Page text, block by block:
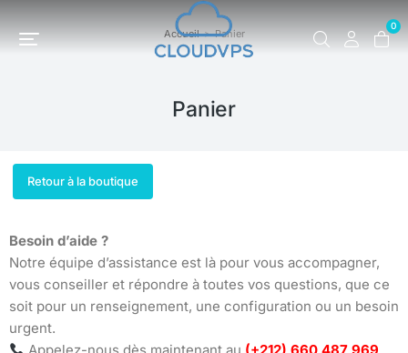
0
Vous êtes ici : Accueil Panier
Panier
Retour à la boutique
Besoin d’aide ?
Notre équipe d’assistance est là pour vous accompagner,
vous conseiller et répondre à toutes vos questions, que ce
soit pour un renseignement, une configuration ou un besoin
urgent.